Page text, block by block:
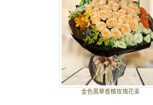
金色風華香檳玫瑰花束